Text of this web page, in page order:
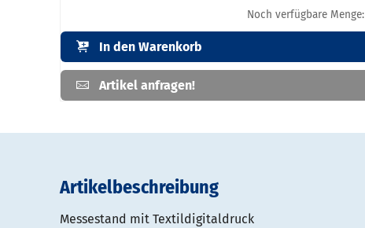
Noch verfügbare Menge:
In den Warenkorb
Artikel anfragen!
Artikelbeschreibung
Messestand mit Textildigitaldruck